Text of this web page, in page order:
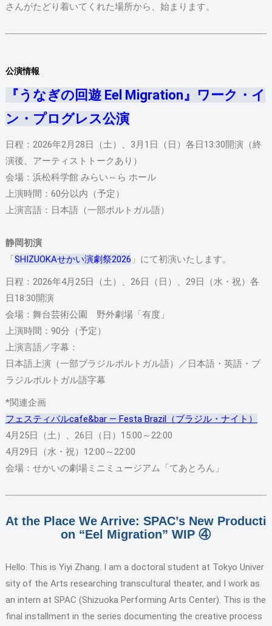
さんがたどり着いてくれた場所から、始まります。
公演情報
『うなぎの回遊 Eel Migration』ワーク・イ
ン・プログレス公演
日程：2026年2月28日（土）、3月1日（日）各日13:30開演（終
演後、アーティストトークあり）
会場：浜松科学館 みらい～ら ホール
上演時間：60分以内（予定）
上演言語：日本語（一部ポルトガル語）
静岡初演
「SHIZUOKAせかい演劇祭2026 」にて初演いたします。
日程：2026年4月25日（土）、26日（日）、29日（水・祝）各
日18:30開演
会場：舞台芸術公園 野外劇場「有度」
上演時間：90分（予定）
上演言語／字幕：
日本語上演（一部ブラジルポルトガル語）／日本語・英語・ブ
ラジルポルトガル語字幕
*関連企画
フェスティバルcafe&bar ― Festa Brazil（ブラジル・ナイト）
4月25日（土）、26日（日）15:00～22:00
4月29日（水・祝）12:00～22:00
会場：せかいの劇場ミニミュージアム「てあとろん」
At the Place We Arrive: SPAC’s New Producti
on “Eel Migration” WIP ④
Hello. This is Yiyi Zhang. I am a doctoral student at Tokyo Univer
sity of the Arts researching transcultural theater, and I work as
an intern at SPAC (Shizuoka Performing Arts Center). This is the
final installment in the series documenting the creative process